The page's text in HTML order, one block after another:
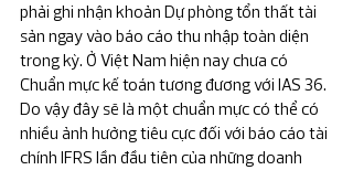
phải ghi nhận khoản Dự phòng tổn thất tài
sản ngay vào báo cáo thu nhập toàn diện
trong kỳ. Ở Việt Nam hiện nay chưa có
Chuẩn mực kế toán tương đương với IAS 36.
Do vậy đây sẽ là một chuẩn mực có thể có
nhiều ảnh hưởng tiêu cực đối với báo cáo tài
chính IFRS lần đầu tiên của những doanh